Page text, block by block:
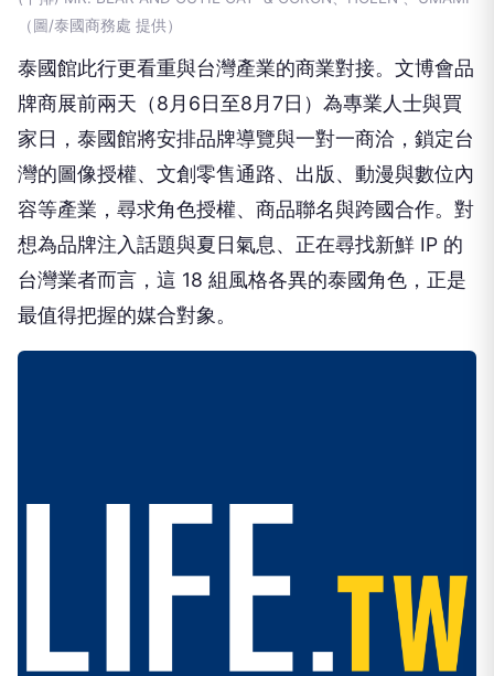
（圖/泰國商務處 提供）
泰國館此行更看重與台灣產業的商業對接。文博會品
牌商展前兩天（8月6日至8月7日）為專業人士與買
家日，泰國館將安排品牌導覽與一對一商洽，鎖定台
灣的圖像授權、文創零售通路、出版、動漫與數位內
容等產業，尋求角色授權、商品聯名與跨國合作。對
想為品牌注入話題與夏日氣息、正在尋找新鮮 IP 的
台灣業者而言，這 18 組風格各異的泰國角色，正是
最值得把握的媒合對象。